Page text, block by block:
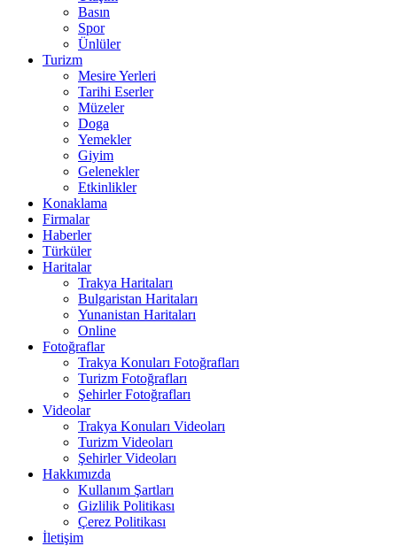
Basın
Spor
Ünlüler
Turizm
Mesire Yerleri
Tarihi Eserler
Müzeler
Doga
Yemekler
Giyim
Gelenekler
Etkinlikler
Konaklama
Firmalar
Haberler
Türküler
Haritalar
Trakya Haritaları
Bulgaristan Haritaları
Yunanistan Haritaları
Online
Fotoğraflar
Trakya Konuları Fotoğrafları
Turizm Fotoğrafları
Şehirler Fotoğrafları
Videolar
Trakya Konuları Videoları
Turizm Videoları
Şehirler Videoları
Hakkımızda
Kullanım Şartları
Gizlilik Politikası
Çerez Politikası
İletişim